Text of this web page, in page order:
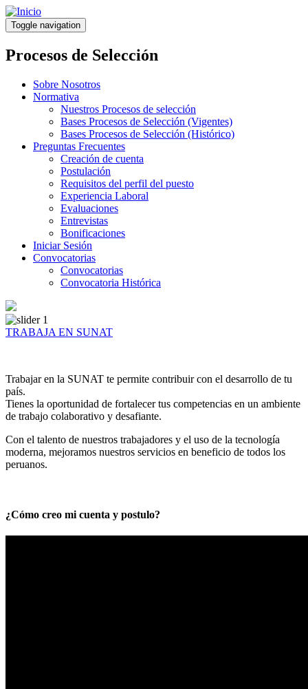
Pasar
al
contenido
principal
Toggle navigation
Procesos de Selección
Sobre Nosotros
Normativa
Nuestros Procesos de selección
Bases Procesos de Selección (Vigentes)
Bases Procesos de Selección (Histórico)
Preguntas Frecuentes
Creación de cuenta
Postulación
Requisitos del perfil del puesto
Experiencia Laboral
Evaluaciones
Entrevistas
Bonificaciones
Iniciar Sesión
Convocatorias
Convocatorias
Convocatoria Histórica
TRABAJA EN SUNAT
Trabajar en la SUNAT te permite contribuir con el desarrollo de tu
país.
Tienes la oportunidad de fortalecer tus competencias en un ambiente
de trabajo colaborativo y desafiante.
Con el talento de nuestros trabajadores y el uso de la tecnología
moderna, mejoramos nuestros servicios en beneficio de todos los
peruanos.
¿Cómo creo mi cuenta y postulo?